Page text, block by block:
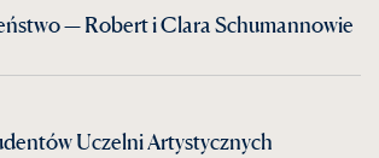
— Robert i Clara Schumannowie
Uczelni Artystycznych